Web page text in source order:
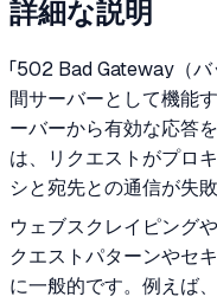
詳細な説明
「502 Bad Gateway（
間サーバーとして機能
ーバーから有効な応答
は、リクエストがプロ
シと宛先との通信が失
ウェブスクレイピング
クエストパターンやセ
に一般的です。例えば